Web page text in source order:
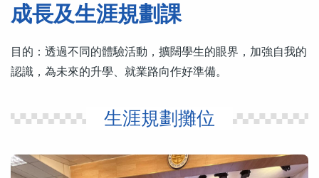
連
成長及生涯規劃課
目的：透過不同的體驗活動，擴闊學生的眼界，加強自我的
認識，為未來的升學、就業路向作好準備。
生涯規劃攤位